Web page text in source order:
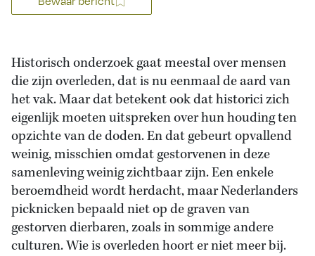
Historisch onderzoek gaat meestal over mensen
die zijn overleden, dat is nu eenmaal de aard van
het vak. Maar dat betekent ook dat historici zich
eigenlijk moeten uitspreken over hun houding ten
opzichte van de doden. En dat gebeurt opvallend
weinig, misschien omdat gestorvenen in deze
samenleving weinig zichtbaar zijn. Een enkele
beroemdheid wordt herdacht, maar Nederlanders
picknicken bepaald niet op de graven van
gestorven dierbaren, zoals in sommige andere
culturen. Wie is overleden hoort er niet meer bij.